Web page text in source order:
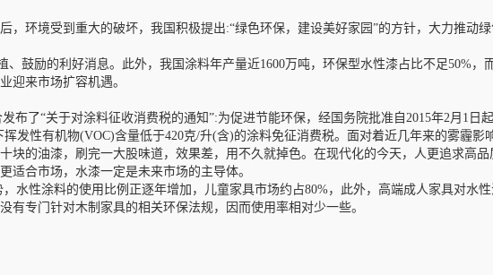
境受到重大的破坏，我国积极提出:“绿色环保，建设美好家园”的方针，大力推动绿
鼓励的利好消息。此外，我国涂料年产量近1600万吨，环保型水性漆占比不足50%，
迎来市场扩容机遇。
了“关于对涂料征收消费税的通知”:为促进节能环保，经国务院批准自2015年2月1日
发性有机物(VOC)含量低于420克/升(含)的涂料免征消费税。面对着近几年来的雾霾
块的油漆，刷完一大股味道，效果差，用不久就掉色。在现代化的今天，人更追求高
适合市场，水漆一定是未来市场的主导体。
性涂料的使用比例正逐年增加，儿童家具市场约占80%，此外，高端成人家具对水
专门针对木制家具的相关环保法规，因而使用率相对少一些。